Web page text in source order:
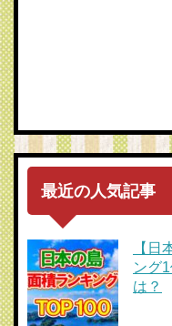
最近の人気記事
【日
ング
は？